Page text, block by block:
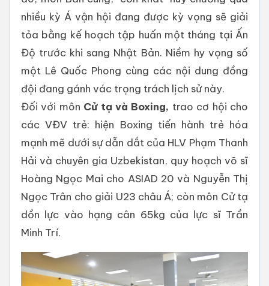
nhiều kỳ Á vận hội đang được kỳ vọng sẽ giải
tỏa bằng kế hoạch tập huấn một tháng tại Ấn
Độ trước khi sang Nhật Bản. Niềm hy vọng số
một Lê Quốc Phong cùng các nội dung đồng
đội đang gánh vác trọng trách lịch sử này.
Đối với môn Cử tạ và Boxing, trao cơ hội cho
các VĐV trẻ: hiện Boxing tiến hành trẻ hóa
mạnh mẽ dưới sự dẫn dắt của HLV Phạm Thanh
Hải và chuyên gia Uzbekistan, quy hoạch võ sĩ
Hoàng Ngọc Mai cho ASIAD 20 và Nguyễn Thị
Ngọc Trân cho giải U23 châu Á; còn môn Cử tạ
dồn lực vào hạng cân 65kg của lực sĩ Trần
Minh Trí.